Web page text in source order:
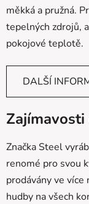
měkká a pružná.
tepelných zdrojů,
pokojové teplotě.
DALŠÍ
Zajímavosti
Značka Steel
renomé pro svou
prodávány ve více
hudby na všech